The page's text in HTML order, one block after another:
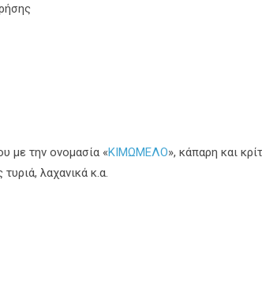
με την ονομασία «ΚΙΜΩΜΕΛΟ», κάπαρη και
λαχανικά κ.α.